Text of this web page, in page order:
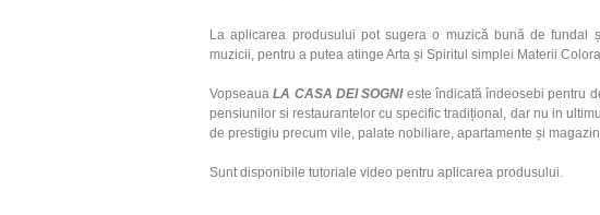
La aplicarea produsului pot sugera o muzică bună de fundal
muzicii, pentru a putea atinge Arta și Spiritul simplei Materii
VopseauaLA CASA DEI SOGNIeste îndicată îndeosebi pentru
pensiunilor si restaurantelor cu specific tradițional, dar nu in
de prestigiu precum vile, palate nobiliare, apartamente și
​Sunt disponibile tutoriale video pentru aplicarea produsului.